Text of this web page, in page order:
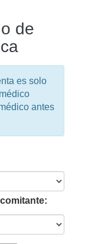
de
es solo
antes